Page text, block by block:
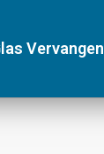
Vervangen